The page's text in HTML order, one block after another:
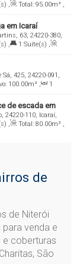
, Total: 95.00m² ,
em Icaraí
63, 24220-380,
, 1 Suíte(s) ,
do Mar ,
Útil:
425, 24220-091,
100.00m² ,
1
Vaga(s) , Útil: 90.00
de escada em
24220-110, Icaraí,
, Total: 80.00m² ,
de
de Niterói
venda e
coberturas
São